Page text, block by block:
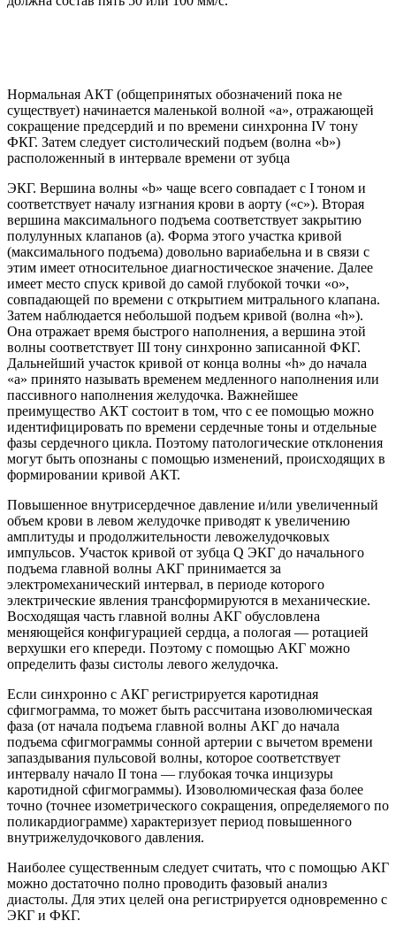
Нормальная АКТ (общепринятых обозначений пока не
существует) начинается маленькой волной «а», отражающей
сокращение предсердий и по времени синхронна IV тону
ФКГ. Затем следует систолический подъем (волна «b»)
расположенный в интервале времени от зубца
ЭКГ. Вершина волны «b» чаще всего совпадает с I тоном и
соответствует началу изгнания крови в аорту («с»). Вторая
вершина максимального подъема соответствует закрытию
полулунных клапанов (а). Форма этого участка кривой
(максимального подъема) довольно вариабельна и в связи с
этим имеет относительное диагностическое значение. Далее
имеет место спуск кривой до самой глубокой точки «о»,
совпадающей по времени с открытием митрального клапана.
Затем наблюдается небольшой подъем кривой (волна «h»).
Она отражает время быстрого наполнения, а вершина этой
волны соответствует III тону синхронно записанной ФКГ.
Дальнейший участок кривой от конца волны «h» до начала
«а» принято называть временем медленного наполнения или
пассивного наполнения желудочка. Важнейшее
преимущество АКТ состоит в том, что с ее помощью можно
идентифицировать по времени сердечные тоны и отдельные
фазы сердечного цикла. Поэтому патологические отклонения
могут быть опознаны с помощью изменений, происходящих в
формировании кривой АКТ.
Повышенное внутрисердечное давление и/или увеличенный
объем крови в левом желудочке приводят к увеличению
амплитуды и продолжительности левожелудочковых
импульсов. Участок кривой от зубца Q ЭКГ до начального
подъема главной волны АКГ принимается за
электромеханический интервал, в периоде которого
электрические явления трансформируются в механические.
Восходящая часть главной волны АКГ обусловлена
меняющейся конфигурацией сердца, а пологая — ротацией
верхушки его кпереди. Поэтому с помощью АКГ можно
определить фазы систолы левого желудочка.
Если синхронно с АКГ регистрируется каротидная
сфигмограмма, то может быть рассчитана изоволюмическая
фаза (от начала подъема главной волны АКГ до начала
подъема сфигмограммы сонной артерии с вычетом времени
запаздывания пульсовой волны, которое соответствует
интервалу начало II тона — глубокая точка инцизуры
каротидной сфигмограммы). Изоволюмическая фаза более
точно (точнее изометрического сокращения, определяемого по
поликардиограмме) характеризует период повышенного
внутрижелудочкового давления.
Наиболее существенным следует считать, что с помощью АКГ
можно достаточно полно проводить фазовый анализ
диастолы. Для этих целей она регистрируется одновременно с
ЭКГ и ФКГ.